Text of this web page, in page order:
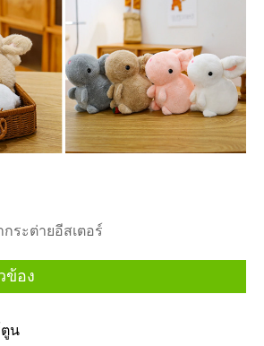
ระต่ายอีสเตอร์
ข้อง
ตูน